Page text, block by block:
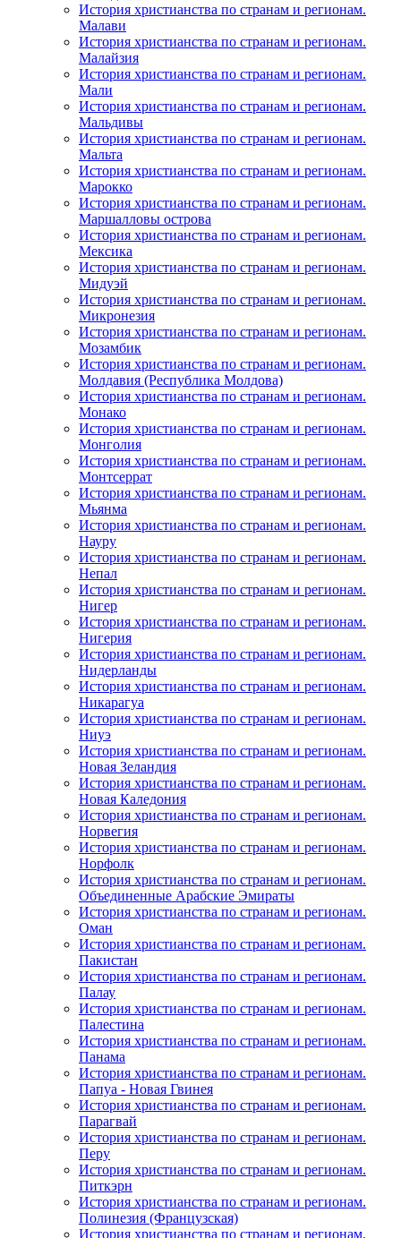
История христианства по странам и регионам.
Малави
История христианства по странам и регионам.
Малайзия
История христианства по странам и регионам.
Мали
История христианства по странам и регионам.
Мальдивы
История христианства по странам и регионам.
Мальта
История христианства по странам и регионам.
Марокко
История христианства по странам и регионам.
Маршалловы острова
История христианства по странам и регионам.
Мексика
История христианства по странам и регионам.
Мидуэй
История христианства по странам и регионам.
Микронезия
История христианства по странам и регионам.
Мозамбик
История христианства по странам и регионам.
Молдавия (Республика Молдова)
История христианства по странам и регионам.
Монако
История христианства по странам и регионам.
Монголия
История христианства по странам и регионам.
Монтсеррат
История христианства по странам и регионам.
Мьянма
История христианства по странам и регионам.
Науру
История христианства по странам и регионам.
Непал
История христианства по странам и регионам.
Нигер
История христианства по странам и регионам.
Нигерия
История христианства по странам и регионам.
Нидерланды
История христианства по странам и регионам.
Никарагуа
История христианства по странам и регионам.
Ниуэ
История христианства по странам и регионам.
Новая Зеландия
История христианства по странам и регионам.
Новая Каледония
История христианства по странам и регионам.
Норвегия
История христианства по странам и регионам.
Норфолк
История христианства по странам и регионам.
Объединенные Арабские Эмираты
История христианства по странам и регионам.
Оман
История христианства по странам и регионам.
Пакистан
История христианства по странам и регионам.
Палау
История христианства по странам и регионам.
Палестина
История христианства по странам и регионам.
Панама
История христианства по странам и регионам.
Папуа - Новая Гвинея
История христианства по странам и регионам.
Парагвай
История христианства по странам и регионам.
Перу
История христианства по странам и регионам.
Питкэрн
История христианства по странам и регионам.
Полинезия (Французская)
История христианства по странам и регионам.